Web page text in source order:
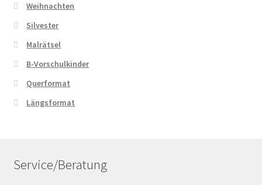
Weihnachten
Silvester
Malrätsel
B-Vorschulkinder
Querformat
Längsformat
Service/Beratung